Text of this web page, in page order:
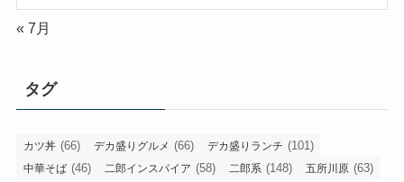
« 7月
タグ
カツ丼 (66) デカ盛りグルメ (66) デカ盛りランチ (101)
中華そば (46) 二郎インスパイア (58) 二郎系 (148) 五所川原 (63)